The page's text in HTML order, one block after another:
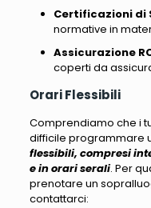
Certificazioni di
normative in
Assicurazione
coperti da
Orari Flessibili
Comprendiamo che i
difficile programmare
flessibili, compresi
e in orari serali. Per
prenotare un
contattarci: